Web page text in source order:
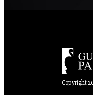
Copyright